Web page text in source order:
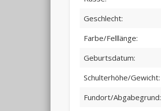
Geschlecht:
Farbe/Felllänge:
Geburtsdatum:
Schulterhöhe/Gewicht:
Fundort/Abgabegrund: